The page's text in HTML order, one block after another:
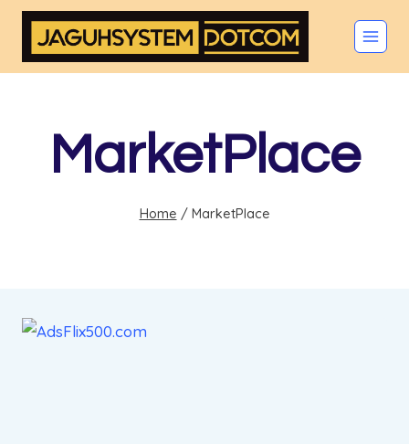
Skip
content
MarketPlace
Home / MarketPlace